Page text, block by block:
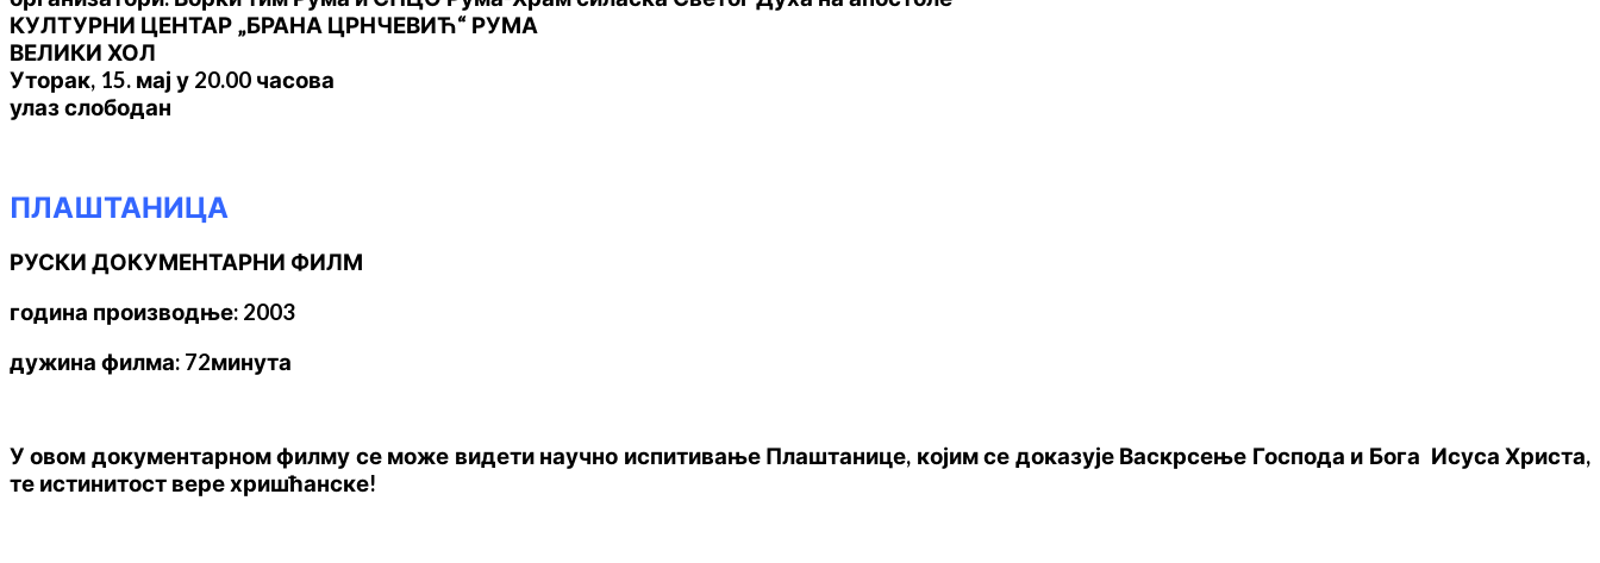
КУЛТУРНИ ЦЕНТАР „БРАНА ЦРНЧЕВИЋ“ РУМА
ВЕЛИКИ ХОЛ
Уторак, 15. мај у 20.00 часова
улаз слободан
ПЛАШТАНИЦА
РУСКИ ДОКУМЕНТАРНИ ФИЛМ
година производње: 2003
дужина филма: 72минута
У овом документарном филму се може видети научно испитивање Плаштанице, којим се доказује Васкрсење Господа и Бога Исуса Христа,
те истинитост вере хришћанске!